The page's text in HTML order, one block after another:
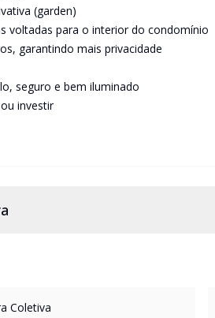
(garden)
voltadas para o interior do condomínio
garantindo mais privacidade
seguro e bem iluminado
investir
Coletiva